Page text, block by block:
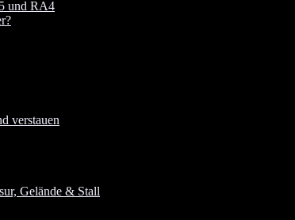
und RA4
verstauen
Gelände & Stall